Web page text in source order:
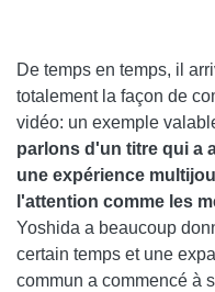
De temps en temps, il
totalement la façon de
vidéo: un exemple
parlons d'un titre qui a
une expérience
l'attention comme les
Yoshida a beaucoup
certain temps et une
commun a commencé à